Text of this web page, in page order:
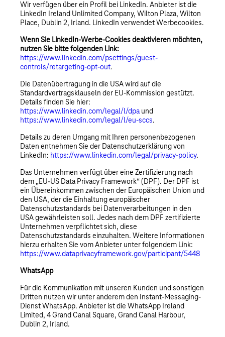
Wir verfügen über ein Profil bei LinkedIn. Anbieter ist die
LinkedIn Ireland Unlimited Company, Wilton Plaza, Wilton
Place, Dublin 2, Irland. LinkedIn verwendet Werbecookies.
Wenn Sie LinkedIn-Werbe-Cookies deaktivieren möchten,
nutzen Sie bitte folgenden Link:
https://www.linkedin.com/psettings/guest-
controls/retargeting-opt-out.
Die Datenübertragung in die USA wird auf die
Standardvertragsklauseln der EU-Kommission gestützt.
Details finden Sie hier:
https://www.linkedin.com/legal/l/dpaund
https://www.linkedin.com/legal/l/eu-sccs.
Details zu deren Umgang mit Ihren personenbezogenen
Daten entnehmen Sie der Datenschutzerklärung von
LinkedIn: https://www.linkedin.com/legal/privacy-policy.
Das Unternehmen verfügt über eine Zertifizierung nach
dem „EU-US Data Privacy Framework“ (DPF). Der DPF ist
ein Übereinkommen zwischen der Europäischen Union und
den USA, der die Einhaltung europäischer
Datenschutzstandards bei Datenverarbeitungen in den
USA gewährleisten soll. Jedes nach dem DPF zertifizierte
Unternehmen verpflichtet sich, diese
Datenschutzstandards einzuhalten. Weitere Informationen
hierzu erhalten Sie vom Anbieter unter folgendem Link:
https://www.dataprivacyframework.gov/participant/5448
WhatsApp
Für die Kommunikation mit unseren Kunden und sonstigen
Dritten nutzen wir unter anderem den Instant-Messaging-
Dienst WhatsApp. Anbieter ist die WhatsApp Ireland
Limited, 4 Grand Canal Square, Grand Canal Harbour,
Dublin 2, Irland.